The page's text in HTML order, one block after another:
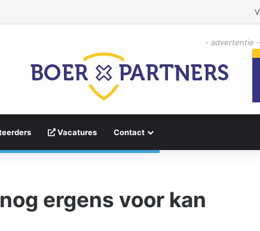
- advertentie -
Vacatures Contact
ergens voor kan